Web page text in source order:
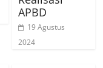
APBD
19 Agustus
2024